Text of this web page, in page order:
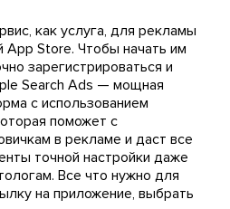
как услуга, для рекламы
App Store. Чтобы начать им
зарегистрироваться и
Search Ads — мощная
с использованием
поможет с
в рекламе и даст все
точной настройки даже
Все что нужно для
на приложение, выбрать